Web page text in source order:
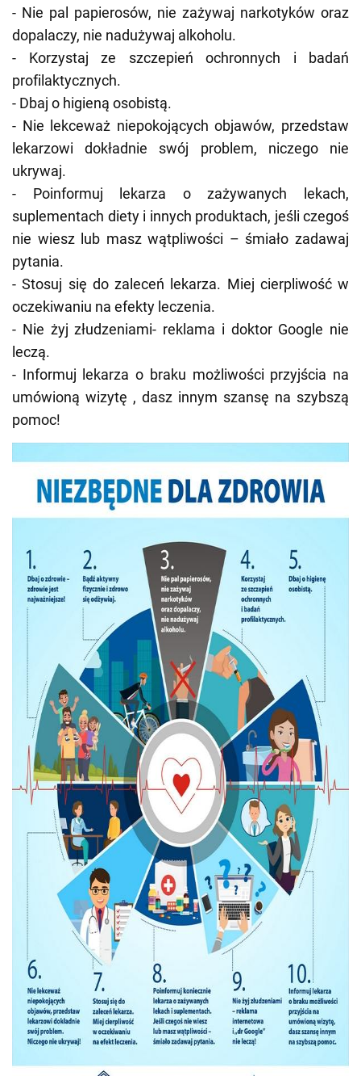
- Nie pal papierosów, nie zażywaj narkotyków oraz
dopalaczy, nie nadużywaj alkoholu.
- Korzystaj ze szczepień ochronnych i badań
profilaktycznych.
- Dbaj o higieną osobistą.
- Nie lekceważ niepokojących objawów, przedstaw
lekarzowi dokładnie swój problem, niczego nie
ukrywaj.
- Poinformuj lekarza o zażywanych lekach,
suplementach diety i innych produktach, jeśli czegoś
nie wiesz lub masz wątpliwości – śmiało zadawaj
pytania.
- Stosuj się do zaleceń lekarza. Miej cierpliwość w
oczekiwaniu na efekty leczenia.
- Nie żyj złudzeniami- reklama i doktor Google nie
leczą.
- Informuj lekarza o braku możliwości przyjścia na
umówioną wizytę , dasz innym szansę na szybszą
pomoc!